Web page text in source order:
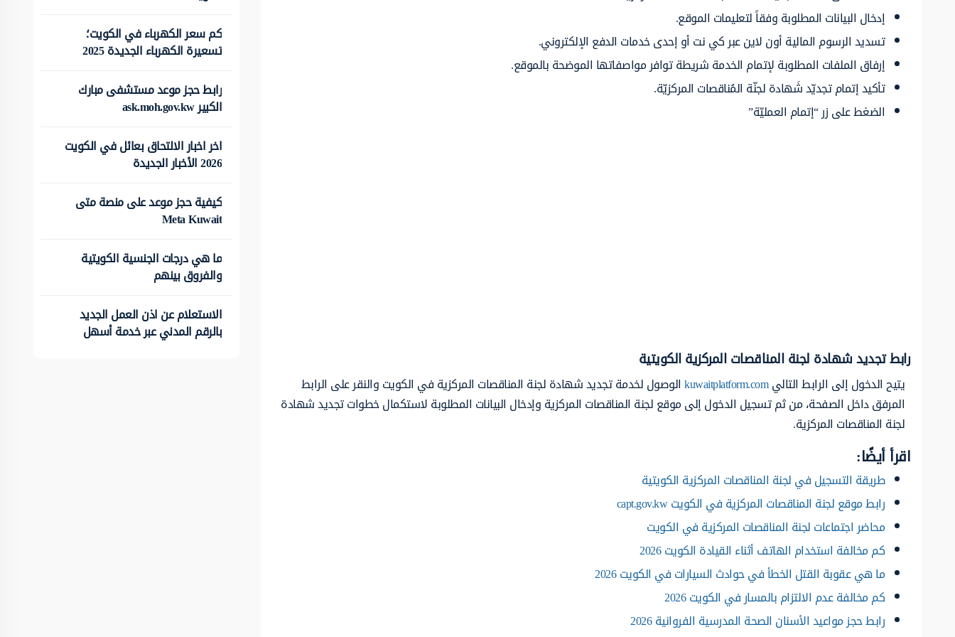
إدخال البيانات المطلوبة وفقاً لتعليمات الموقع.
تسديد الرسوم المالية أون لاين عبر كي نت أو إحدى خدمات الدفع الإلكتروني.
إرفاق الملفات المطلوبة لإتمام الخدمة شريطة توافر مواصفاتها الموضحة بالموقع.
تأكيد إتمام تجديّد شَهادة لجنّة المُناقصات المركزيّة.
الضغط على زر “إتمام العمليّة”
رابط تجديد شهادة لجنة المناقصات المركزية الكويتية
يتيح الدخول إلى الرابط التاليkuwaitplatform.comالوصول لخدمة تجديد شهادة لجنة المناقصات المركزية في الكويت والنقر على الرابط
المرفق داخل الصفحة، من ثم تسجيل الدخول إلى موقع لجنة المناقصات المركزية وإدخال البيانات المطلوبة لاستكمال خطوات تجديد شهادة
لجنة المناقصات المركزية.
اقرأ أيضًا:
طريقة التسجيل في لجنة المناقصات المركزية الكويتية
رابط موقع لجنة المناقصات المركزية في الكويت capt.gov.kw
محاضر اجتماعات لجنة المناقصات المركزية في الكويت
كم مخالفة استخدام الهاتف أثناء القيادة الكويت 2026
ما هي عقوبة القتل الخطأ في حوادث السيارات في الكويت 2026
كم مخالفة عدم الالتزام بالمسار في الكويت 2026
رابط حجز مواعيد الأسنان الصحة المدرسية الفروانية 2026
كم سعر الكهرباء في الكويت؛
تسعيرة الكهرباء الجديدة 2025
رابط حجز موعد مستشفى مبارك
الكبير ask.moh.gov.kw
اخر اخبار الالتحاق بعائل في الكويت
2026 الأخبار الجديدة
كيفية حجز موعد على منصة متى
Meta Kuwait
ما هي درجات الجنسية الكويتية
والفروق بينهم
الاستعلام عن اذن العمل الجديد
بالرقم المدني عبر خدمة أسهل